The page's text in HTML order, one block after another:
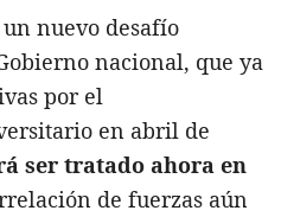
nuevo desafío
nacional, que ya
por el
en abril de
ser tratado ahora en
de fuerzas aún